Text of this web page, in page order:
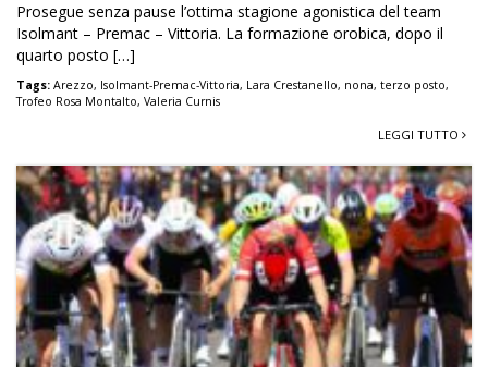
Prosegue senza pause l’ottima stagione agonistica del team
Isolmant – Premac – Vittoria. La formazione orobica, dopo il
quarto posto […]
Tags: Arezzo, Isolmant-Premac-Vittoria, Lara Crestanello, nona, terzo posto,
Trofeo Rosa Montalto, Valeria Curnis
LEGGI TUTTO